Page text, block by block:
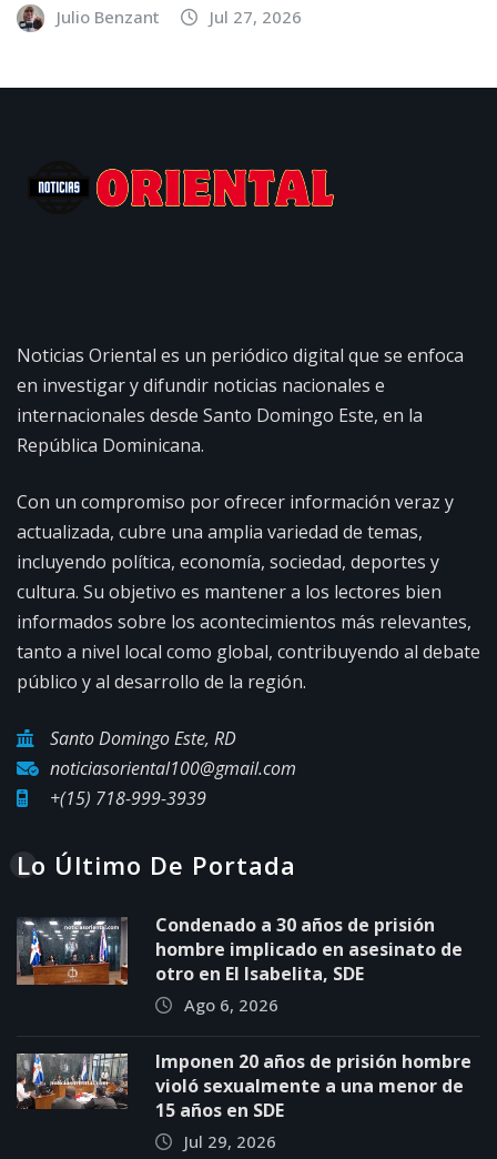
Julio Benzant Jul 27, 2026
Noticias Oriental es un periódico digital que se enfoca
en investigar y difundir noticias nacionales e
internacionales desde Santo Domingo Este, en la
República Dominicana.
Con un compromiso por ofrecer información veraz y
actualizada, cubre una amplia variedad de temas,
incluyendo política, economía, sociedad, deportes y
cultura. Su objetivo es mantener a los lectores bien
informados sobre los acontecimientos más relevantes,
tanto a nivel local como global, contribuyendo al debate
público y al desarrollo de la región.
Santo Domingo Este, RD
noticiasoriental100@gmail.com
+(15) 718-999-3939
Lo Último De Portada
Condenado a 30 años de prisión
hombre implicado en asesinato de
otro en El Isabelita, SDE
Ago 6, 2026
Imponen 20 años de prisión hombre
violó sexualmente a una menor de
15 años en SDE
Jul 29, 2026